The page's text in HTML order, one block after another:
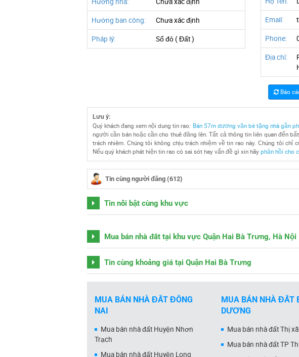
Hướng ban công: Chưa xác định
Pháp lý: Sổ đỏ ( Đất )
Email:
Phone:
Địa chỉ:
Báo
Lưu ý:
Quý khách đang xem nội dung tin rao: Bán 57m dương văn bé tặng nhà gần
người cần bán hoặc cần cho thuê đăng lên. Tất cả thông tin liên quan đến
trách nhiêm. Chúng tôi không chịu trách nhiệm về tin rao này. Chúng tôi
Nếu quý khách phát hiện tin rao có sai sót hay vấn đề gì xin hãy phản hồi cho
Tin cùng người đăng (612)
Tin nổi bật cùng khu vực
Mua bán nhà đất tại khu vực Quận Hai Bà Trưng, Hà Nội
Tin cùng khoảng giá tại Quận Hai Bà Trưng
MUA BÁN NHÀ ĐẤT ĐỒNG
NAI
Mua bán nhà đất Huyện Nhơn
Trạch
Mua bán nhà đất Huyện Long
MUA BÁN NHÀ ĐẤT
DƯƠNG
Mua bán nhà đất Thị xã
Mua bán nhà đất TP